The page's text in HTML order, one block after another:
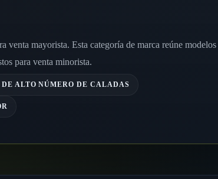
venta mayorista. Esta categoría de marca reúne modelos
para venta minorista.
ALTO NÚMERO DE CALADAS